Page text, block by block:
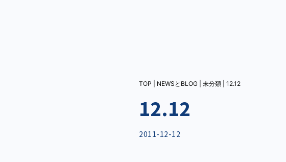
TOP NEWSとBLOG 未分類 12.12
12.12
2011-12-12